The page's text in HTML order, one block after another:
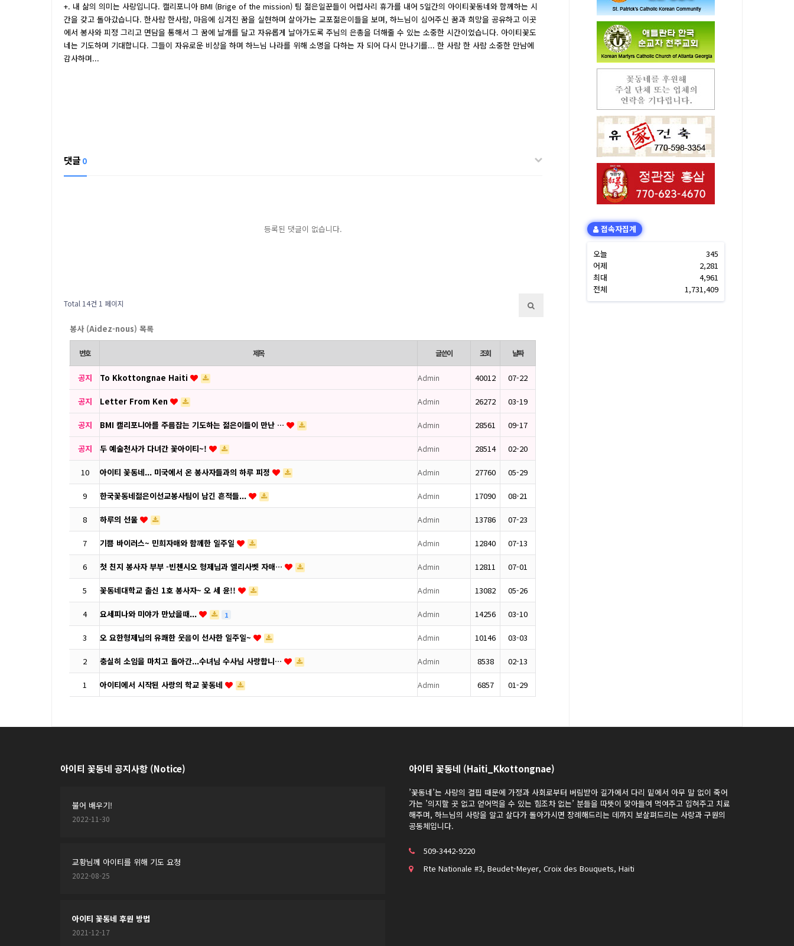
+. 내 삶의 의미는 사랑입니다. 캘리포니아 BMI (Brige of the mission) 팀 젊은일꾼들이 어렵사리 휴가를 내어 5일간의 아이티꽃동네와 함께하는 시
간을 갖고 돌아갔습니다. 한사람 한사람, 마음에 심겨진 꿈을 실현하며 살아가는 교포젊은이들을 보며, 하느님이 심어주신 꿈과 희망을 공유하고 이곳
에서 봉사와 피정 그리고 면담을 통해서 그 꿈에 날개를 달고 자유롭게 날아가도록 주님의 은총을 더해줄 수 있는 소중한 시간이었습니다. 아이티꽃도
네는 기도하며 기대합니다. 그들이 자유로운 비상을 하며 하느님 나라를 위해 소명을 다하는 자 되어 다시 만나기를... 한 사람 한 사람 소중한 만남에
감사하며...
댓글 0
등록된 댓글이 없습니다.
Total 14건 1 페이지
봉사 (Aidez-nous) 목록
번호 제목 글쓴이 조회 날짜
공지 To Kkottongnae Haiti Admin 40012 07-22
공지 Letter From Ken Admin 26272 03-19
공지 BMI 캘리포니아를 주름잡는 기도하는 젊은이들이 만난 … Admin 28561 09-17
공지 두 예술천사가 다녀간 꽃아이티~! Admin 28514 02-20
10 아이티 꽃동네... 미국에서 온 봉사자들과의 하루 피정 Admin 27760 05-29
9 한국꽃동네젊은이선교봉사팀이 남긴 흔적들... Admin 17090 08-21
8 하루의 선물 Admin 13786 07-23
7 기쁨 바이러스~ 민희자매와 함께한 일주일 Admin 12840 07-13
6 첫 친지 봉사자 부부 -빈첸시오 형제님과 엘리사벳 자매… Admin 12811 07-01
5 꽃동네대학교 출신 1호 봉사자~ 오 세 윤!! Admin 13082 05-26
4 요세피나와 미야가 만났을때... 1 Admin 14256 03-10
3 오 요한형제님의 유쾌한 웃음이 선사한 일주일~ Admin 10146 03-03
2 충실히 소임을 마치고 돌아간...수녀님 수사님 사랑합니… Admin 8538 02-13
1 아이티에서 시작된 사랑의 학교 꽃동네 Admin 6857 01-29
접속자집계
오늘
345
어제
2,281
최대
4,961
전체
1,731,409
아이티 꽃동네 공지사항 (Notice)
불어 배우기!
2022-11-30
교황님께 아이티를 위해 기도 요청
2022-08-25
아이티 꽃동네 후원 방법
2021-12-17
아이티 꽃동네 (Haiti_Kkottongnae)
’꽃동네’는 사랑의 결핍 때문에 가정과 사회로부터 버림받아 길가에서 다리 밑에서 아무 말 없이 죽어
가는 ’의지할 곳 없고 얻어먹을 수 있는 힘조차 없는’ 분들을 따뜻이 맞아들여 먹여주고 입혀주고 치료
해주며, 하느님의 사랑을 알고 살다가 돌아가시면 장례해드리는 데까지 보살펴드리는 사랑과 구원의
공동체입니다.
509-3442-9220
Rte Nationale #3, Beudet-Meyer, Croix des Bouquets, Haiti